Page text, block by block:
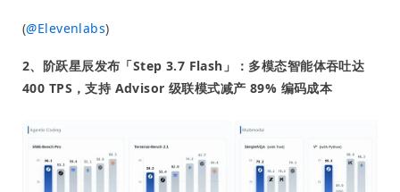
(@Elevenlabs)
2、阶跃星辰发布「Step 3.7 Flash」：多模态智能体吞吐达
400 TPS，支持 Advisor 级联模式减产 89% 编码成本